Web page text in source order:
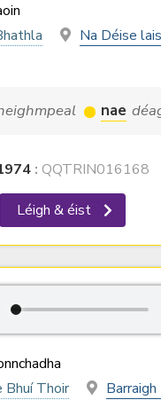
Na Déise
nae
: QQTRIN016168
Léigh & éist
Bhuí Thoir